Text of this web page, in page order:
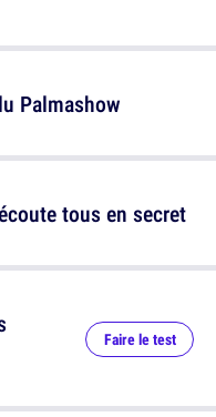
tous en secret
Palmashow
Faire le test